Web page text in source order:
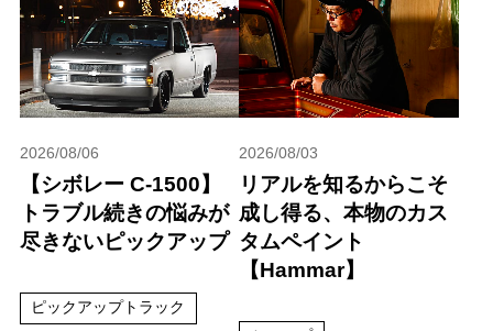
2026/08/06
【シボレー C-1500】
トラブル続きの悩みが
尽きないピックアップ
ピックアップトラック
2026/08/03
リアルを知るからこそ
成し得る、本物のカス
タムペイント
【Hammar】